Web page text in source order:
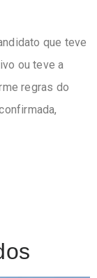
que teve
ou teve a
regras do